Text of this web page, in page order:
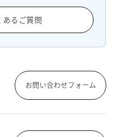
あるご質問
お問い合わせフォーム